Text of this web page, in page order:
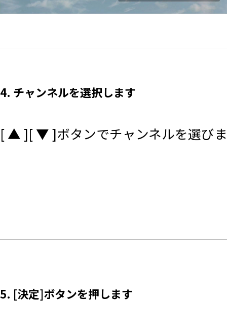
4. チャンネルを選択します
[ ▲ ][ ▼ ]ボタンでチャンネルを選び
5. [決定]ボタンを押します